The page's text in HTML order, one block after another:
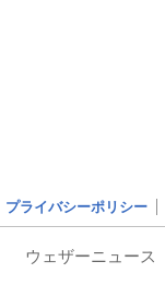
プライバシーポリシー
ウェザーニュース